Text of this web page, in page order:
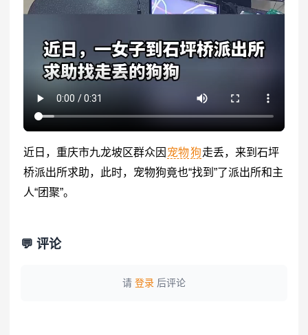
近日，重庆市九龙坡区群众因 宠物狗走丢，来到石坪
桥派出所求助，此时，宠物狗竟也“找到”了派出所和主
人“团聚”。
💬 评论
请 登录 后评论